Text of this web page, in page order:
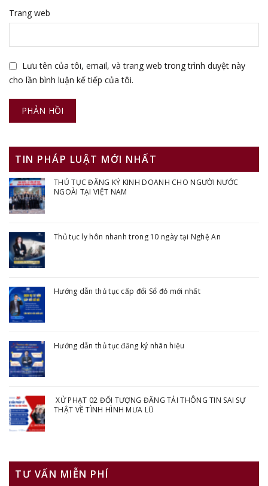
Trang web
Lưu tên của tôi, email, và trang web trong trình duyệt này
cho lần bình luận kế tiếp của tôi.
TIN PHÁP LUẬT MỚI NHẤT
THỦ TỤC ĐĂNG KÝ KINH DOANH CHO NGƯỜI NƯỚC
NGOÀI TẠI VIỆT NAM
Thủ tục ly hôn nhanh trong 10 ngày tại Nghệ An
Hướng dẫn thủ tục cấp đổi Sổ đỏ mới nhất
Hướng dẫn thủ tục đăng ký nhãn hiệu
XỬ PHẠT 02 ĐỐI TƯỢNG ĐĂNG TẢI THÔNG TIN SAI SỰ
THẬT VỀ TÌNH HÌNH MƯA LŨ
TƯ VẤN MIỄN PHÍ